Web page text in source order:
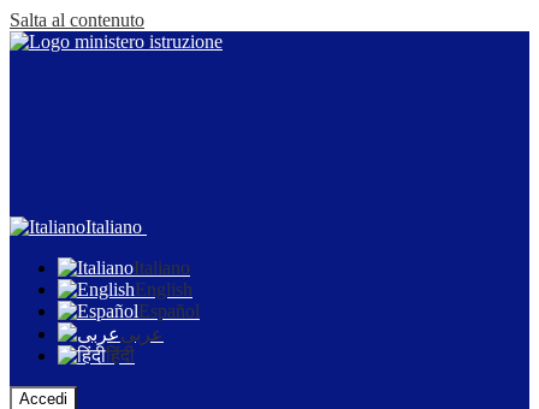
Salta al contenuto
Italiano
Italiano
English
Español
عربى
हिंदी
Accedi